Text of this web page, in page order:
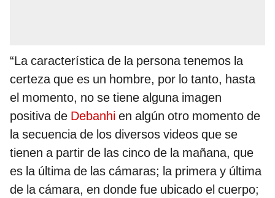
“La característica de la persona tenemos la
certeza que es un hombre, por lo tanto, hasta
el momento, no se tiene alguna imagen
positiva de Debanhi en algún otro momento de
la secuencia de los diversos videos que se
tienen a partir de las cinco de la mañana, que
es la última de las cámaras; la primera y última
de la cámara, en donde fue ubicado el cuerpo;